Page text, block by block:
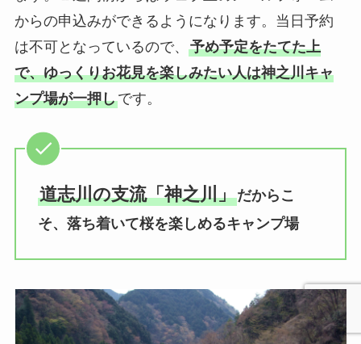
からの申込みができるようになります。当日予約
は不可となっているので、 予め予定をたてた上
で、ゆっくりお花見を楽しみたい人は神之川キャ
ンプ場が一押しです。
道志川の支流「神之川」だからこ
そ、落ち着いて桜を楽しめるキャンプ場